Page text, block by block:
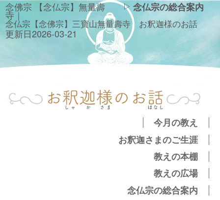
念佛宗 【念仏宗】無量壽
寺｜
念仏宗【念佛宗】三寶山無量壽寺　お釈迦様のお話
更新日2026-03-21
念仏宗の総合案内
今月の教え
お釈迦さまのご生涯
教えの本棚
教えの広場
念仏宗の総合案内